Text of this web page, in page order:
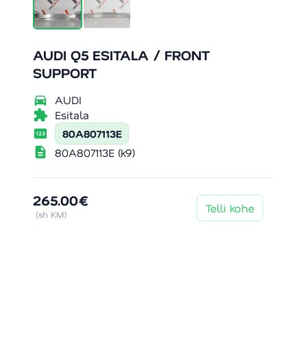
AUDI Q5 ESITALA / FRONT
SUPPORT
directions_car AUDI
extension Esitala
pin 80A807113E
description 80A807113E (k9)
265.00€
(sh KM) Telli kohe